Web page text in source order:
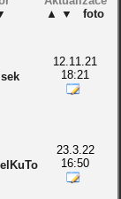
▲ ▼ foto
12.11.21
18:21
23.3.22
16:50